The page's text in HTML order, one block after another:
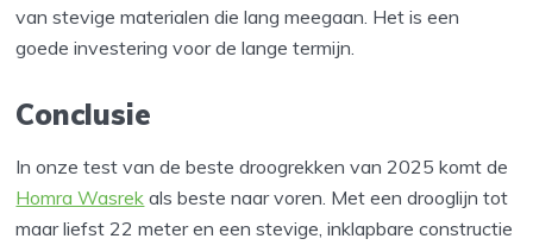
van stevige materialen die lang meegaan. Het is een
goede investering voor de lange termijn.
Conclusie
In onze test van de beste droogrekken van 2025 komt de
Homra Wasrek als beste naar voren. Met een drooglijn tot
maar liefst 22 meter en een stevige, inklapbare constructie